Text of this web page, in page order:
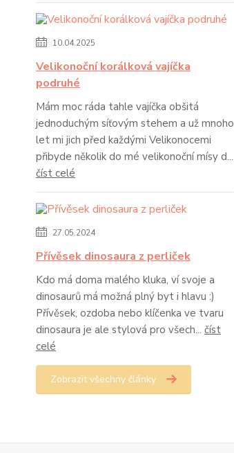
10.04.2025
Velikonoční korálková vajíčka
podruhé
Mám moc ráda tahle vajíčka obšitá
jednoduchým síťovým stehem a už mnoho
let mi jich před každými Velikonocemi
přibyde několik do mé velikonoční mísy d...
číst celé
27.05.2024
Přívěsek dinosaura z perliček
Kdo má doma malého kluka, ví svoje a
dinosaurů má možná plný byt i hlavu :)
Přívěsek, ozdoba nebo klíčenka ve tvaru
dinosaura je ale stylová pro všech... číst
celé
Zobrazit všechny články